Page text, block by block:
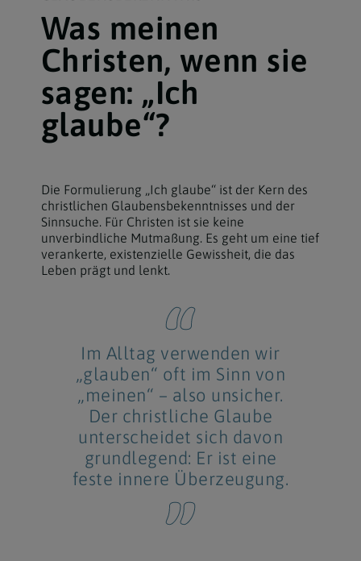
Was meinen
Christen, wenn sie
sagen: „Ich
glaube“?
Die Formulierung „Ich glaube“ ist der Kern des
christlichen Glaubensbekenntnisses und der
Sinnsuche. Für Christen ist sie keine
unverbindliche Mutmaßung. Es geht um eine tief
verankerte, existenzielle Gewissheit, die das
Leben prägt und lenkt.
Im Alltag verwenden wir
„glauben“ oft im Sinn von
„meinen“ – also unsicher.
Der christliche Glaube
unterscheidet sich davon
grundlegend: Er ist eine
feste innere Überzeugung.